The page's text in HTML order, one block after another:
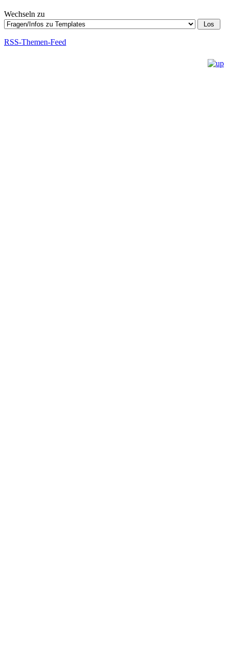
Wechseln zu
RSS-Themen-Feed